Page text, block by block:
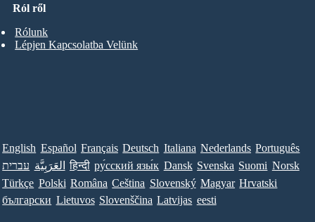
Ról ről
Rólunk
Lépjen Kapcsolatba Velünk
English Español Français Deutsch Italiana Nederlands Português
עברית العَرَبِيَّة हिन्दी ру́сский язы́к Dansk Svenska Suomi Norsk
Türkçe Polski Româna Ceština Slovenský Magyar Hrvatski
български Lietuvos Slovenščina Latvijas eesti